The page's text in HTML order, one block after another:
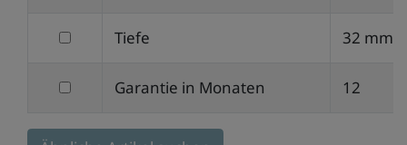
Höhe
filtern
Tiefe
Tiefe 32 mm
filtern
Garantie in Monaten 12